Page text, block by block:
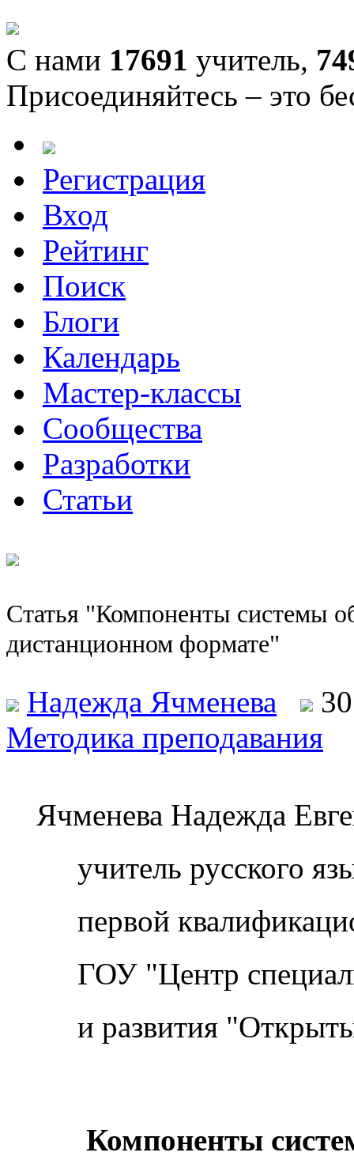
С нами 17691 учитель,
Присоединяйтесь – это
Регистрация
Вход
Рейтинг
Поиск
Блоги
Календарь
Мастер-классы
Сообщества
Разработки
Статьи
Статья "Компоненты системы
дистанционном формате"
Надежда Ячменева
Методика преподавания
Ячменева Надежда
учитель русского
первой
ГОУ "Центр
и развития
Компоненты